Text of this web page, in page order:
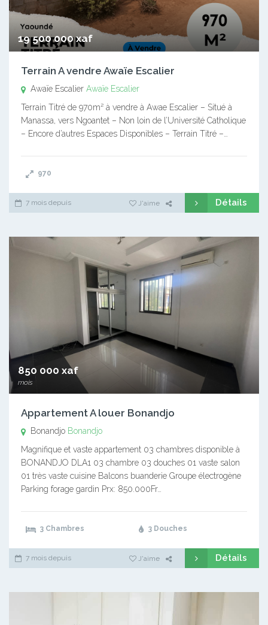
19 500 000 xaf
Terrain A vendre Awaïe Escalier
Awaïe Escalier Awaïe Escalier
Terrain Titré de 970m² à vendre à Awae Escalier – Situé à
Manassa, vers Ngoantet – Non loin de l’Université Catholique
– Encore d’autres Espaces Disponibles – Terrain Titré –…
970
7 mois depuis J'aime Détails
850 000 xaf
mois
Appartement A louer Bonandjo
Bonandjo Bonandjo
Magnifique et vaste appartement 03 chambres disponible à
BONANDJO DLA1 03 chambre 03 douches 01 vaste salon
01 très vaste cuisine Balcons buanderie Groupe électrogène
Parking forage gardin Prx: 850.000Fr…
3 Chambres 3 Douches
7 mois depuis J'aime Détails